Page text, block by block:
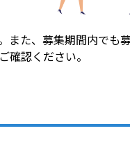
また、募集期間内でも
認ください。